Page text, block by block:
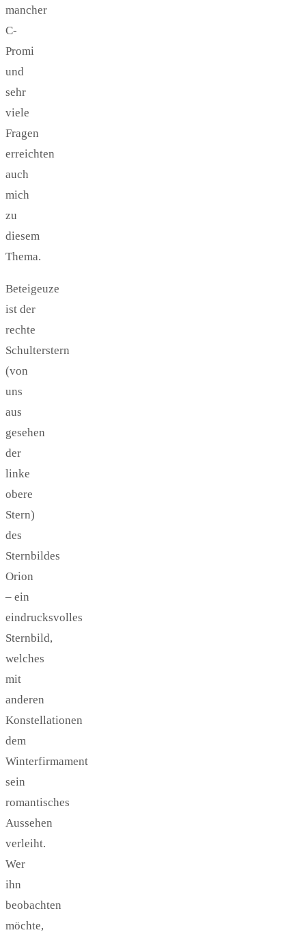
mancher
C-
Promi
und
sehr
viele
Fragen
erreichten
auch
mich
zu
diesem
Thema.
Beteigeuze
ist der
rechte
Schulterstern
(von
uns
aus
gesehen
der
linke
obere
Stern)
des
Sternbildes
Orion
– ein
eindrucksvolles
Sternbild,
welches
mit
anderen
Konstellationen
dem
Winterfirmament
sein
romantisches
Aussehen
verleiht.
Wer
ihn
beobachten
möchte,